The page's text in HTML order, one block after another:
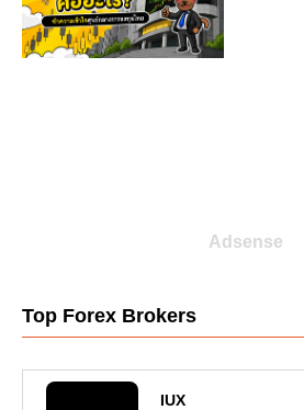
Adsense
Top Forex Brokers
IUX